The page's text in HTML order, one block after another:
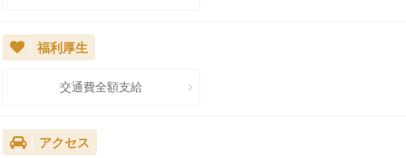
福利厚生
交通費全額支給
アクセス